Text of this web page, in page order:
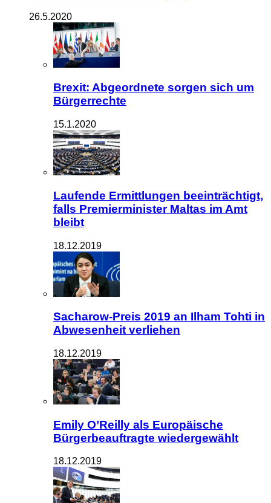
26.5.2020
Brexit: Abgeordnete sorgen sich um
Bürgerrechte
15.1.2020
Laufende Ermittlungen beeinträchtigt,
falls Premierminister Maltas im Amt
bleibt
18.12.2019
Sacharow-Preis 2019 an Ilham Tohti in
Abwesenheit verliehen
18.12.2019
Emily O’Reilly als Europäische
Bürgerbeauftragte wiedergewählt
18.12.2019